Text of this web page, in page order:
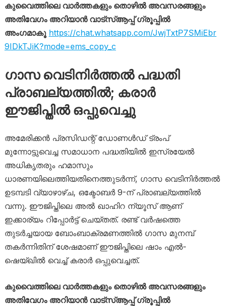
കുവൈത്തിലെ വാർത്തകളും തൊഴിൽ അവസരങ്ങളും
അതിവേഗം അറിയാൻ വാട്സ്ആപ്പ് ഗ്രൂപ്പിൽ
അംഗമാകൂ https://chat.whatsapp.com/JwjTxtP7SMiEbr
9IDkTJiK?mode=ems_copy_c
ഗാസ വെടിനിർത്തൽ പദ്ധതി
പ്രാബല്യത്തിൽ; കരാർ
ഈജിപ്തിൽ ഒപ്പുവെച്ചു
അമേരിക്കൻ പ്രസിഡന്റ് ഡോണൾഡ് ട്രംപ്
മുന്നോട്ടുവെച്ച സമാധാന പദ്ധതിയിൽ ഇസ്രയേൽ
അധികൃതരും ഹമാസും
ധാരണയിലെത്തിയതിനെത്തുടർന്ന്, ഗാസ വെടിനിർത്തൽ
ഉടമ്പടി വ്യാഴാഴ്ച, ഒക്ടോബർ 9-ന് പ്രാബല്യത്തിൽ
വന്നു. ഈജിപ്തിലെ അൽ ഖാഹിറ ന്യൂസ് ആണ്
ഇക്കാര്യം റിപ്പോർട്ട് ചെയ്തത്. രണ്ട് വർഷത്തെ
തുടർച്ചയായ ബോംബാക്രമണത്തിൽ ഗാസ മുനമ്പ്
തകർന്നിതിന് ശേഷമാണ് ഈജിപ്തിലെ ഷാം എൽ-
ഷെയ്ഖിൽ വെച്ച് കരാർ ഒപ്പുവെച്ചത്.
കുവൈത്തിലെ വാർത്തകളും തൊഴിൽ അവസരങ്ങളും
അതിവേഗം അറിയാൻ വാട്സ്ആപ്പ് ഗ്രൂപ്പിൽ